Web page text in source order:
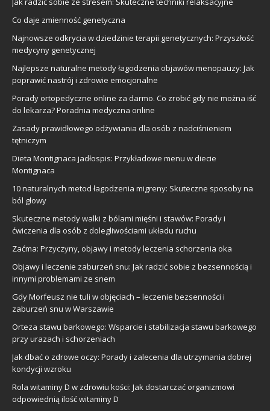
Co daje zmienność genetyczna
Najnowsze odkrycia w dziedzinie terapii genetycznych: Przyszłość
medycyny genetycznej
Najlepsze naturalne metody łagodzenia objawów menopauzy: Jak
poprawić nastrój i zdrowie emocjonalne
Porady ortopedyczne online za darmo. Co zrobić gdy nie można iść
do lekarza? Poradnia medyczna online
Zasady prawidłowego odżywiania dla osób z nadciśnieniem
tętniczym
Dieta Montignaca jadłospis: Przykładowe menu w diecie
Montignaca
10 naturalnych metod łagodzenia migreny: Skuteczne sposoby na
ból głowy
Skuteczne metody walki z bólami mięśni i stawów: Porady i
ćwiczenia dla osób z dolegliwościami układu ruchu
Zaćma: Przyczyny, objawy i metody leczenia schorzenia oka
Objawy i leczenie zaburzeń snu: Jak radzić sobie z bezsennością i
innymi problemami ze snem
Gdy Morfeusz nie tuli w objęciach – leczenie bezsenności i
zaburzeń snu w Warszawie
Orteza stawu barkowego: Wsparcie i stabilizacja stawu barkowego
przy urazach i schorzeniach
Jak dbać o zdrowe oczy: Porady i zalecenia dla utrzymania dobrej
kondycji wzroku
Rola witaminy D w zdrowiu kości: Jak dostarczać organizmowi
odpowiednią ilość witaminy D